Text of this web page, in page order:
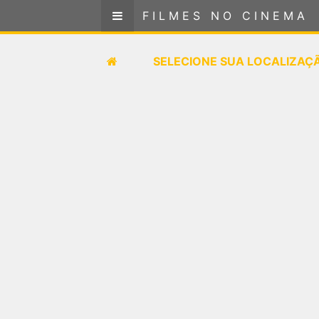
FILMES NO CINEMA
SELECIONE SUA
FILMES NO CINEMA
SELECIONE SUA LOCALIZAÇÃO